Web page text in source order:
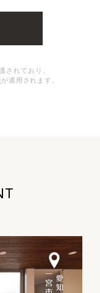
されており、
が適用されます。